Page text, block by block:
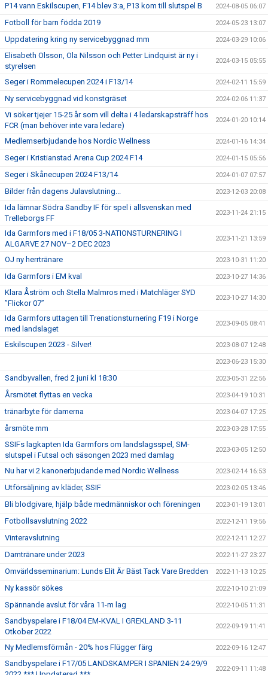
P14 vann Eskilscupen, F14 blev 3:a, P13 kom till slutspel B 2024-08-05 06:07
Fotboll för barn födda 2019 2024-05-23 13:07
Uppdatering kring ny servicebyggnad mm 2024-03-29 10:06
Elisabeth Olsson, Ola Nilsson och Petter Lindquist är ny i
styrelsen
2024-03-15 05:55
Seger i Rommelecupen 2024 i F13/14 2024-02-11 15:59
Ny servicebyggnad vid konstgräset 2024-02-06 11:37
Vi söker tjejer 15-25 år som vill delta i 4 ledarskapsträff hos
FCR (man behöver inte vara ledare)
2024-01-20 10:14
Medlemserbjudande hos Nordic Wellness 2024-01-16 14:34
Seger i Kristianstad Arena Cup 2024 F14 2024-01-15 05:56
Seger i Skånecupen 2024 F13/14 2024-01-07 07:57
Bilder från dagens Julavslutning... 2023-12-03 20:08
Ida lämnar Södra Sandby IF för spel i allsvenskan med
Trelleborgs FF
2023-11-24 21:15
Ida Garmfors med i F18/05 3-NATIONSTURNERING I
ALGARVE 27 NOV–2 DEC 2023
2023-11-21 13:59
OJ ny herrtränare 2023-10-31 11:20
Ida Garmfors i EM kval 2023-10-27 14:36
Klara Åström och Stella Malmros med i Matchläger SYD
”Flickor 07”
2023-10-27 14:30
Ida Garmfors uttagen till Trenationsturnering F19 i Norge
med landslaget
2023-09-05 08:41
Eskilscupen 2023 - Silver! 2023-08-07 12:48
2023-06-23 15:30
Sandbyvallen, fred 2 juni kl 18:30 2023-05-31 22:56
Årsmötet flyttas en vecka 2023-04-19 10:31
tränarbyte för damerna 2023-04-07 17:25
årsmöte mm 2023-03-28 17:55
SSIFs lagkapten Ida Garmfors om landslagsspel, SM-
slutspel i Futsal och säsongen 2023 med damlag
2023-03-05 12:50
Nu har vi 2 kanonerbjudande med Nordic Wellness 2023-02-14 16:53
Utförsäljning av kläder, SSIF 2023-02-05 13:46
Bli blodgivare, hjälp både medmänniskor och föreningen 2023-01-19 13:01
Fotbollsavslutning 2022 2022-12-11 19:56
Vinteravslutning 2022-12-11 12:27
Damtränare under 2023 2022-11-27 23:27
Omvärldsseminarium: Lunds Elit Är Bäst Tack Vare Bredden 2022-11-13 10:25
Ny kassör sökes 2022-10-10 21:09
Spännande avslut för våra 11-m lag 2022-10-05 11:31
Sandbyspelare i F18/04 EM-KVAL I GREKLAND 3-11
Otkober 2022
2022-09-19 11:41
Ny Medlemsförmån - 20% hos Flügger färg 2022-09-16 12:47
Sandbyspelare i F17/05 LANDSKAMPER I SPANIEN 24-29/9
2022-09-11 11:48